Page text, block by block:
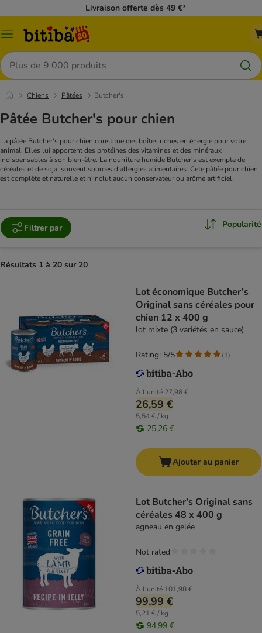
Livraison offerte dès 49 €*
Menu
Rechercher
Chiens Pâtées Butcher's
Pâtée Butcher's pour chien
La pâtée Butcher's pour chien constitue des boîtes riches en énergie pour votre
animal. Elles lui apportent des protéines des vitamines et des minéraux
indispensables à son bien-être. La nourriture humide Butcher's est exempte de
céréales et de soja, souvent sources d'allergies alimentaires. Cete pâtée pour chien
est complète et naturelle et n'inclut aucun conservateur ou arôme artificiel.
Filtrer par Popularité
Résultats 1 à 20 sur 20
Lot économique Butcher’s
Original sans céréales pour
chien 12 x 400 g
lot mixte (3 variétés en sauce)
À l'unité 27,98 €
26,59 €
5,54 € / kg
25,26 €
Rating: 5/5 (1)
Ajouter au panier
Lot Butcher's Original sans
céréales 48 x 400 g
agneau en gelée
À l'unité 101,98 €
99,99 €
5,21 € / kg
94,99 €
Not rated